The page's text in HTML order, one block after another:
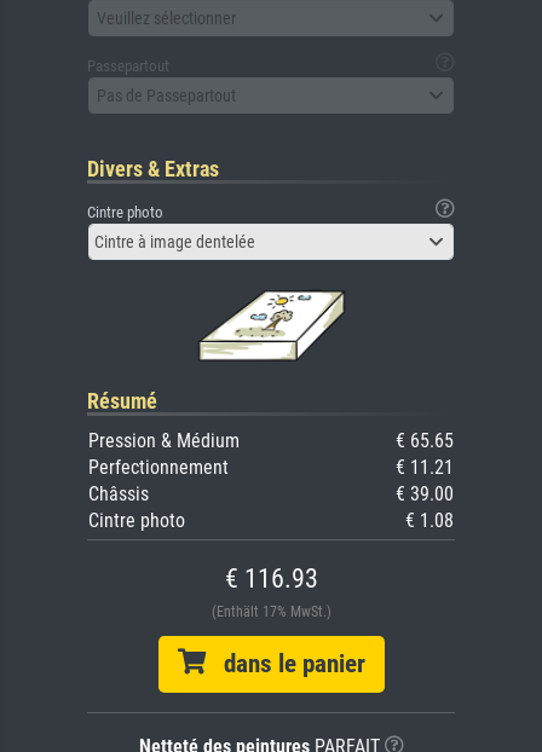
Veuillez sélectionner
Passepartout
Pas de Passepartout
Divers & Extras
Cintre photo
Cintre à image dentelée
Résumé
Pression & Médium
€ 65.65
Perfectionnement
€ 11.21
Châssis
€ 39.00
Cintre photo
€ 1.08
€ 116.93
(Enthält 17% MwSt.)
dans le panier
Netteté des peinturesPARFAIT